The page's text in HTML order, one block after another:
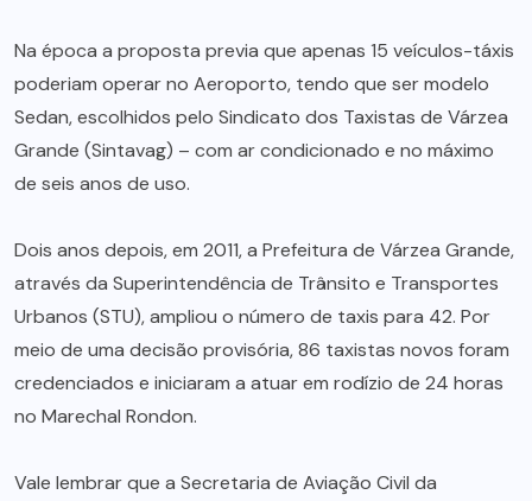
Na época a proposta previa que apenas 15 veículos-táxis
poderiam operar no Aeroporto, tendo que ser modelo
Sedan, escolhidos pelo Sindicato dos Taxistas de Várzea
Grande (Sintavag) – com ar condicionado e no máximo
de seis anos de uso.
Dois anos depois, em 2011, a Prefeitura de Várzea Grande,
através da Superintendência de Trânsito e Transportes
Urbanos (STU), ampliou o número de taxis para 42. Por
meio de uma decisão provisória, 86 taxistas novos foram
credenciados e iniciaram a atuar em rodízio de 24 horas
no Marechal Rondon.
Vale lembrar que a Secretaria de Aviação Civil da